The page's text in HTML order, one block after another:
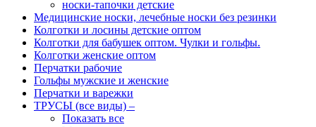
носки-тапочки детские
Медицинские носки, лечебные носки без резинки
Колготки и лосины детские оптом
Колготки для бабушек оптом. Чулки и гольфы.
Колготки женские оптом
Перчатки рабочие
Гольфы мужские и женские
Перчатки и варежки
ТРУСЫ (все виды) –
Показать все